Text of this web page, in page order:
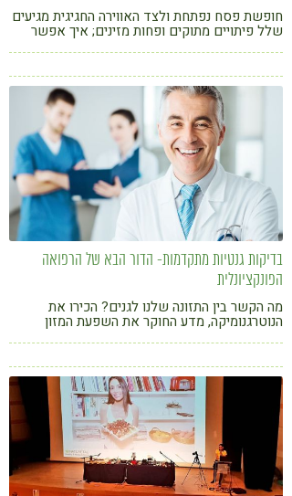
חופשת פסח נפתחת ולצד האווירה החגיגית מגיעים
שלל פיתויים מתוקים ופחות מזינים; איך אפשר
בדיקות גנטיות מתקדמות- הדור הבא של הרפואה
הפונקציונלית
מה הקשר בין התזונה שלנו לגנים? הכירו את
הנוטרגנומיקה, מדע החוקר את השפעת המזון